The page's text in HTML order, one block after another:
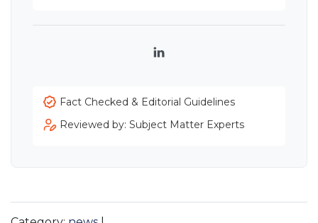
LinkedIn
Fact Checked & Editorial Guidelines
Reviewed by: Subject Matter Experts